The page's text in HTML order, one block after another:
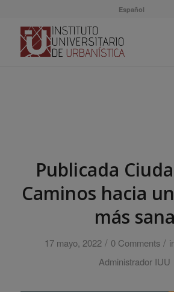
Español
Publicada
Caminos hacia
más sana
17 mayo, 2022 / 0 Comments /
Administrador IUU